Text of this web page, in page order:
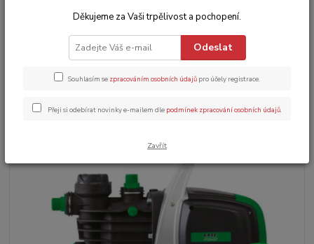
Děkujeme za Vaši trpělivost a pochopení.
Odeslat
Souhlasím se zpracováním osobních údajů pro účely registrace.
Přeji si odebírat novinky e-mailem dle podmínek zpracování osobních údajů
Zavřít